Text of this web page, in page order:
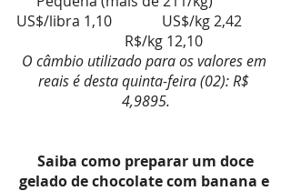
US$/libra 1,10         	US$/kg 2,42
  	R$/kg 12,10
O câmbio utilizado para os valores em
reais é desta quinta-feira (02): R$
4,9895.
gelado de chocolate com banana e